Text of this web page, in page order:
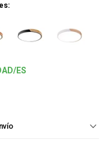
ES